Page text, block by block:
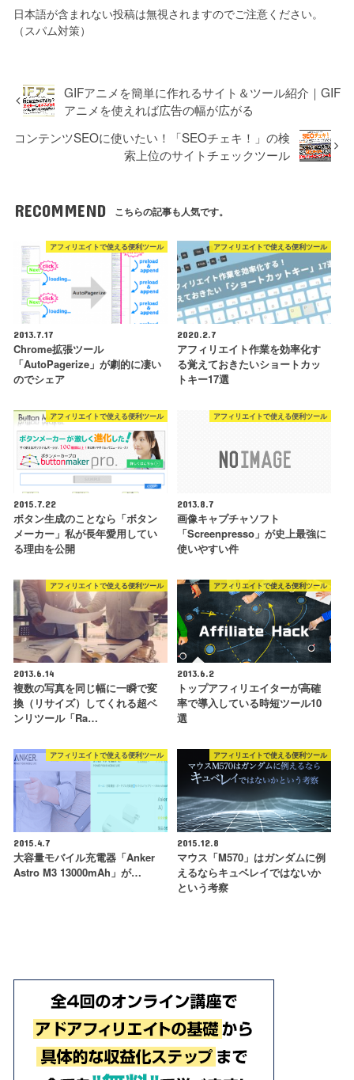
日本語が含まれない投稿は無視されますのでご注意ください。
（スパム対策）
GIFアニメを簡単に作れるサイト＆ツール紹介｜GIF
アニメを使えれば広告の幅が広がる
コンテンツSEOに使いたい！「SEOチェキ！」の検
索上位のサイトチェックツール
RECOMMEND こちらの記事も人気です。
アフィリエイトで使える便利ツール
2013.7.17
Chrome拡張ツール
「AutoPagerize」が劇的に凄い
のでシェア
アフィリエイトで使える便利ツール
2020.2.7
アフィリエイト作業を効率化す
る覚えておきたいショートカッ
トキー17選
アフィリエイトで使える便利ツール
2015.7.22
ボタン生成のことなら「ボタン
メーカー」私が長年愛用してい
る理由を公開
アフィリエイトで使える便利ツール
2013.8.7
画像キャプチャソフト
「Screenpresso」が史上最強に
使いやすい件
アフィリエイトで使える便利ツール
2013.6.14
複数の写真を同じ幅に一瞬で変
換（リサイズ）してくれる超ベ
ンリツール「Ra…
アフィリエイトで使える便利ツール
2013.6.2
トップアフィリエイターが高確
率で導入している時短ツール10
選
アフィリエイトで使える便利ツール
2015.4.7
大容量モバイル充電器「Anker
Astro M3 13000mAh」が…
アフィリエイトで使える便利ツール
2015.12.8
マウス「M570」はガンダムに例
えるならキュベレイではないか
という考察